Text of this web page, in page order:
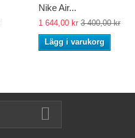
Nike Air...
1 644,00 kr 3 400,00 kr
Lägg i varukorg